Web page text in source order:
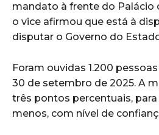
mandato à frente do Palácio
o vice afirmou que está à
disputar o Governo do
Foram ouvidas 1.200
30 de setembro de 2025. A
três pontos percentuais,
menos, com nível de